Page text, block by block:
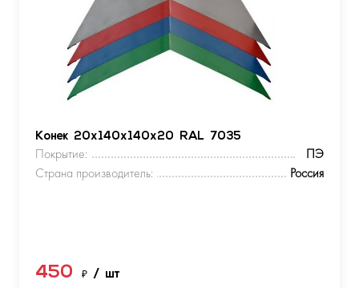
Конек 20х140х140х20 RAL 7035
Покрытие:
ПЭ
Страна производитель:
Россия
450 ₽ / шт